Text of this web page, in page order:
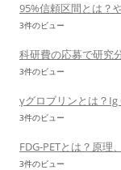
95%信頼区間とは？
3件のビュー
科研費の応募で研究
3件のビュー
γグロブリンとは？Ig
3件のビュー
FDG-PETとは？原理
3件のビュー